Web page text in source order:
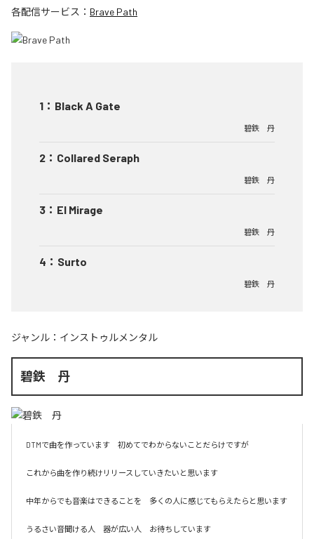
各配信サービス： Brave Path
1 ： Black A Gate
碧鉄 丹
2 ： Collared Seraph
碧鉄 丹
3 ： El Mirage
碧鉄 丹
4 ： Surto
碧鉄 丹
ジャンル： インストゥルメンタル
碧鉄 丹
DTMで曲を作っています　初めてでわからないことだらけですが
これから曲を作り続けリリースしていきたいと思います
中年からでも音楽はできることを　多くの人に感じてもらえたらと思います
うるさい音聞ける人　器が広い人　お待ちしています